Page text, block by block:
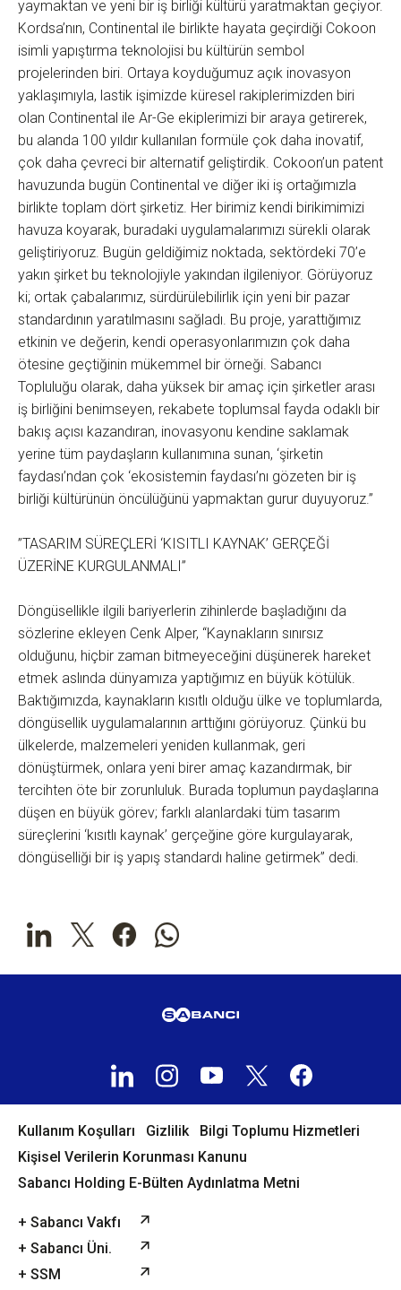
yaymaktan ve yeni bir iş birliği kültürü yaratmaktan geçiyor.
Kordsa’nın, Continental ile birlikte hayata geçirdiği Cokoon
isimli yapıştırma teknolojisi bu kültürün sembol
projelerinden biri. Ortaya koyduğumuz açık inovasyon
yaklaşımıyla, lastik işimizde küresel rakiplerimizden biri
olan Continental ile Ar-Ge ekiplerimizi bir araya getirerek,
bu alanda 100 yıldır kullanılan formüle çok daha inovatif,
çok daha çevreci bir alternatif geliştirdik. Cokoon’un patent
havuzunda bugün Continental ve diğer iki iş ortağımızla
birlikte toplam dört şirketiz. Her birimiz kendi birikimimizi
havuza koyarak, buradaki uygulamalarımızı sürekli olarak
geliştiriyoruz. Bugün geldiğimiz noktada, sektördeki 70’e
yakın şirket bu teknolojiyle yakından ilgileniyor. Görüyoruz
ki; ortak çabalarımız, sürdürülebilirlik için yeni bir pazar
standardının yaratılmasını sağladı. Bu proje, yarattığımız
etkinin ve değerin, kendi operasyonlarımızın çok daha
ötesine geçtiğinin mükemmel bir örneği. Sabancı
Topluluğu olarak, daha yüksek bir amaç için şirketler arası
iş birliğini benimseyen, rekabete toplumsal fayda odaklı bir
bakış açısı kazandıran, inovasyonu kendine saklamak
yerine tüm paydaşların kullanımına sunan, ‘şirketin
faydası’ndan çok ‘ekosistemin faydası’nı gözeten bir iş
birliği kültürünün öncülüğünü yapmaktan gurur duyuyoruz.”
”TASARIM SÜREÇLERİ ‘KISITLI KAYNAK’ GERÇEĞİ
ÜZERİNE KURGULANMALI”
Döngüsellikle ilgili bariyerlerin zihinlerde başladığını da
sözlerine ekleyen Cenk Alper, “Kaynakların sınırsız
olduğunu, hiçbir zaman bitmeyeceğini düşünerek hareket
etmek aslında dünyamıza yaptığımız en büyük kötülük.
Baktığımızda, kaynakların kısıtlı olduğu ülke ve toplumlarda,
döngüsellik uygulamalarının arttığını görüyoruz. Çünkü bu
ülkelerde, malzemeleri yeniden kullanmak, geri
dönüştürmek, onlara yeni birer amaç kazandırmak, bir
tercihten öte bir zorunluluk. Burada toplumun paydaşlarına
düşen en büyük görev; farklı alanlardaki tüm tasarım
süreçlerini ‘kısıtlı kaynak’ gerçeğine göre kurgulayarak,
döngüselliği bir iş yapış standardı haline getirmek” dedi.
Kullanım Koşulları Gizlilik
Bilgi Toplumu Hizmetleri
Kişisel Verilerin Korunması Kanunu
Sabancı Holding E-Bülten Aydınlatma Metni
+ Sabancı Vakfı
+ Sabancı Üni.
+ SSM